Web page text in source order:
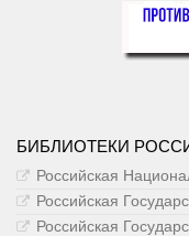
БИБЛИОТЕКИ
Российская
Российская
Российская